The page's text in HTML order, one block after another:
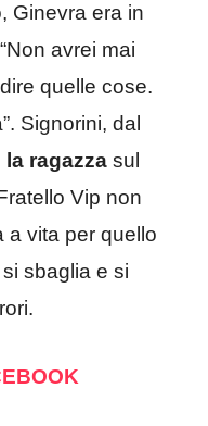
Ginevra era in
avrei mai
quelle cose.
Signorini, dal
ragazza sul
Vip non
a vita per quello
sbaglia e si